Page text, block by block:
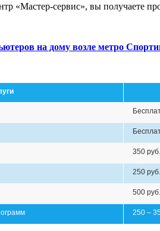
«Мастер-сервис», вы получаете
на дому возле метро
350 руб.
250 руб.
500 руб.
250 –